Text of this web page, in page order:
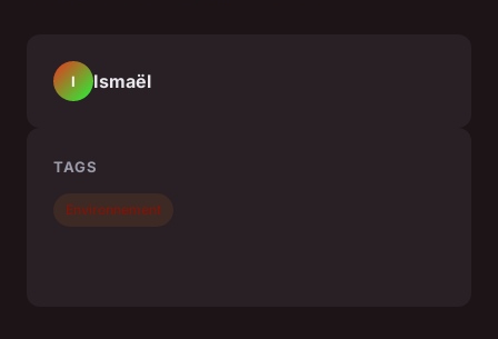
I Ismaël
TAGS
Environnement